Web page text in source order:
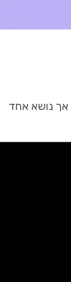
אך נושא אחד